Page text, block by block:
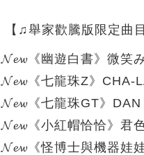
【♫舉家歡騰版限定曲
𝓝𝓮𝔀《幽遊白書》微笑
𝓝𝓮𝔀《七龍珠Z》CHA-
𝓝𝓮𝔀《七龍珠GT》DAN
𝓝𝓮𝔀《小紅帽恰恰》君
𝓝𝓮𝔀《怪博士與機器娃